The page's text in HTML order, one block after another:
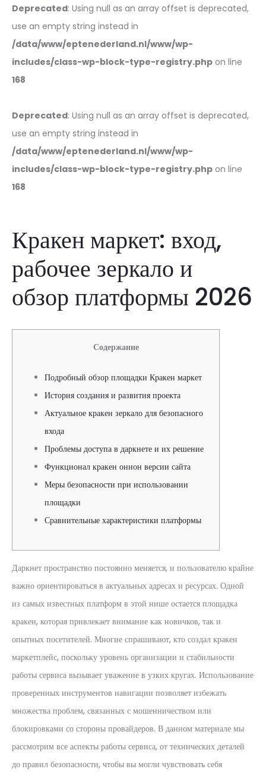
Deprecated: Using null as an array offset is deprecated,
use an empty string instead in
/data/www/eptenederland.nl/www/wp-
includes/class-wp-block-type-registry.php on line
168
Deprecated: Using null as an array offset is deprecated,
use an empty string instead in
/data/www/eptenederland.nl/www/wp-
includes/class-wp-block-type-registry.php on line
168
Кракен маркет: вход,
рабочее зеркало и
обзор платформы 2026
Содержание
Подробный обзор площадки Кракен маркет
История создания и развития проекта
Актуальное кракен зеркало для безопасного
входа
Проблемы доступа в даркнете и их решение
Функционал кракен онион версии сайта
Меры безопасности при использовании
площадки
Сравнительные характеристики платформы
Даркнет пространство постоянно меняется, и пользователю крайне
важно ориентироваться в актуальных адресах и ресурсах. Одной
из самых известных платформ в этой нише остается площадка
кракен, которая привлекает внимание как новичков, так и
опытных посетителей. Многие спрашивают, кто создал кракен
маркетплейс, поскольку уровень организации и стабильности
работы сервиса вызывает уважение в узких кругах. Использование
проверенных инструментов навигации позволяет избежать
множества проблем, связанных с мошенничеством или
блокировками со стороны провайдеров. В данном материале мы
рассмотрим все аспекты работы сервиса, от технических деталей
до правил безопасности, чтобы вы могли чувствовать себя